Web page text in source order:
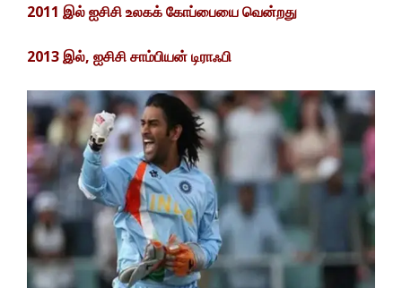
2011 இல் ஐசிசி உலகக் கோப்பையை வென்றது
2013 இல், ஐசிசி சாம்பியன் டிராஃபி